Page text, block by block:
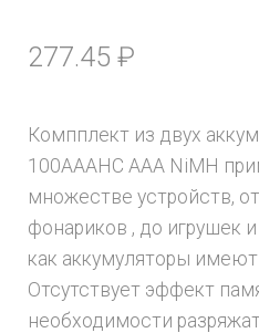
277.45 ₽
Компплект из двух
100AAAHC AAA NiMH
множестве устройств,
фонариков , до игрушек
как аккумуляторы
Отсутствует эффект
необходимости